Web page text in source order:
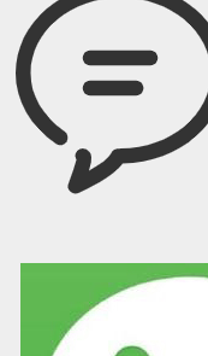
可信网站信用评